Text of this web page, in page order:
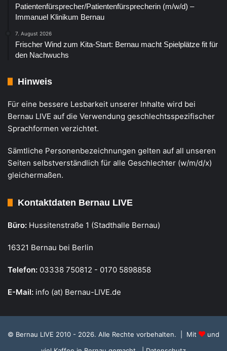
Patientenfürsprecher/Patientenfürsprecherin (m/w/d) –
Immanuel Klinikum Bernau
7. August 2026
Frischer Wind zum Kita-Start: Bernau macht Spielplätze fit für
den Nachwuchs
Hinweis
Für eine bessere Lesbarkeit unserer Inhalte wird bei
Bernau LIVE auf die Verwendung geschlechtsspezifischer
Sprachformen verzichtet.
Sämtliche Personenbezeichnungen gelten auf all unseren
Seiten selbstverständlich für alle Geschlechter (w/m/d/x)
gleichermaßen.
Kontaktdaten Bernau LIVE
Büro: Hussitenstraße 1 (Stadthalle Bernau)
16321 Bernau bei Berlin
Telefon: 03338 750812 - 0170 5898858
E-Mail: info (at) Bernau-LIVE.de
© Bernau LIVE 2010 - 2026. Alle Rechte vorbehalten. | Mit
und